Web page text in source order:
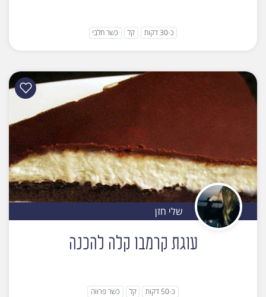
כ-30 דקות קל כשר חלבי
שלי חזן
עוגת קרמבו קלה להכנה
כ-50 דקות קל כשר פרווה